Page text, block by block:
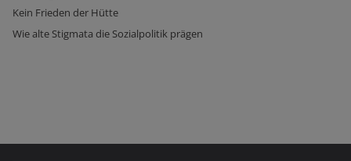
Kein Frieden der Hütte
Wie alte Stigmata die Sozialpolitik prägen